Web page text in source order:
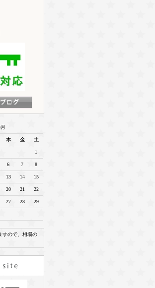
木 金 土
1
6 7 8
13 14 15
20 21 22
27 28 29
すので、相場の